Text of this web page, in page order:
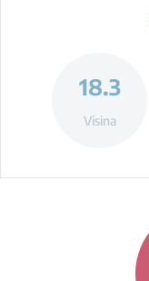
18.3
Visina